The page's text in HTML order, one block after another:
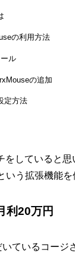
の利用方法
ル
の追加
定方法
をしていると
いう拡張機能
利20万円
ているコー